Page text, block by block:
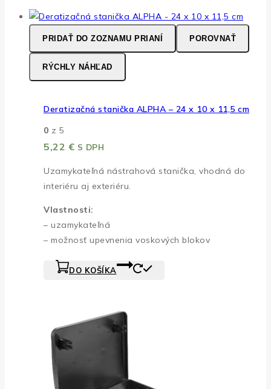
PRIDAŤ DO ZOZNAMU PRIANÍ POROVNAŤ
RÝCHLY NÁHĽAD
Deratizačná stanička ALPHA – 24 x 10 x 11,5 cm
0 z 5
5,22 € S DPH
Uzamykateľná nástrahová stanička, vhodná do
interiéru aj exteriéru.
Vlastnosti:
– uzamykateľná
– možnosť upevnenia voskových blokov
DO KOŠÍKA